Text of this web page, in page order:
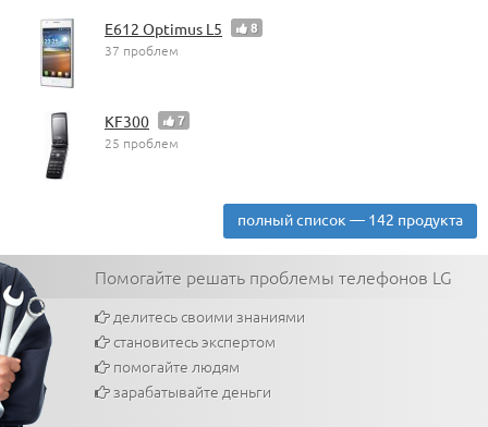
E612 Optimus L5 8
37 проблем
KF300 7
25 проблем
полный список — 142 продукта
Помогайте решать проблемы телефонов LG
делитесь своими знаниями
становитесь экспертом
помогайте людям
зарабатывайте деньги